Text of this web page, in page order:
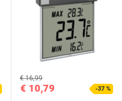
€ 10,79
€ 16,99
-37 %